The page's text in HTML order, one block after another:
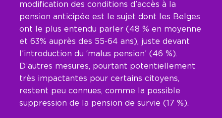
modification des conditions d’accès à la
pension anticipée est le sujet dont les Belges
ont le plus entendu parler (48 % en moyenne
et 63% auprès des 55-64 ans), juste devant
l’introduction du ‘malus pension’ (46 %).
D’autres mesures, pourtant potentiellement
très impactantes pour certains citoyens,
restent peu connues, comme la possible
suppression de la pension de survie (17 %).